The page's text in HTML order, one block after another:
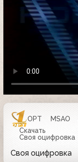
ОРТ MSAO
Скачать
Своя оцифровка
Своя оцифровка